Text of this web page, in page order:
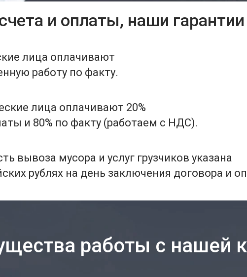
и оплаты, наши гарантии
лица оплачивают
работу по факту.
лица оплачивают 20%
и 80% по факту (работаем с НДС).
вывоза мусора и услуг грузчиков указана
рублях на день заключения договора и
работы с нашей